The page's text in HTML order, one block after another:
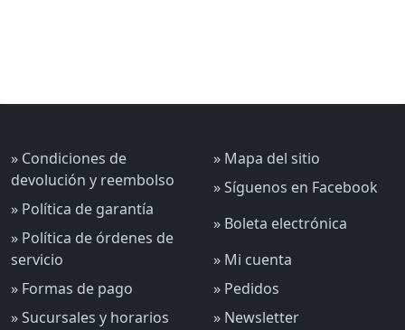
» Condiciones de
devolución y reembolso
» Política de garantía
» Política de órdenes de
servicio
» Formas de pago
» Sucursales y horarios
» Mapa del sitio
» Síguenos en Facebook
» Boleta electrónica
» Mi cuenta
» Pedidos
» Newsletter